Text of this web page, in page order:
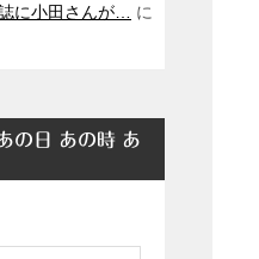
に小田さんが…
に
の日 あの時 あ